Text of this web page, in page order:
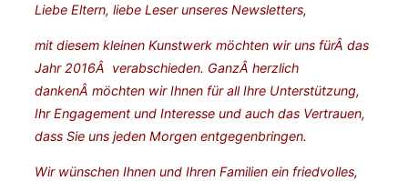
Liebe Eltern, liebe Leser unseres Newsletters,
mit diesem kleinen Kunstwerk möchten wir uns fürÂ das
Jahr 2016Â verabschieden. GanzÂ herzlich
dankenÂ möchten wir Ihnen für all Ihre Unterstützung,
Ihr Engagement und Interesse und auch das Vertrauen,
dass Sie uns jeden Morgen entgegenbringen.
Wir wünschen Ihnen und Ihren Familien ein friedvolles,